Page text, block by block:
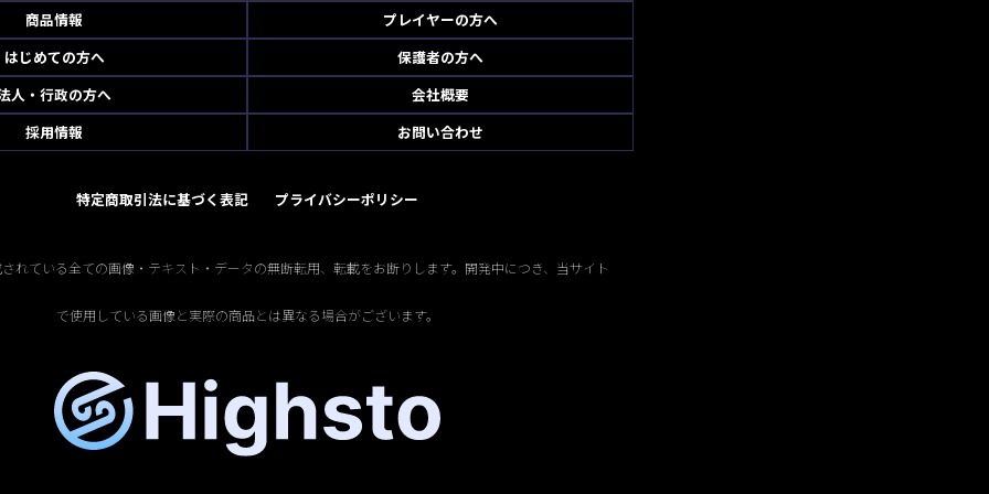
商品情報
プレイヤーの方へ
はじめての方へ
保護者の方へ
人・行政の方へ
会社概要
採用情報
お問い合わせ
特定商取引法に基づく表記 プライバシーポリシー
れている全ての画像・テキスト・データの無断転用、転載をお断りします。開発中につき、当サイト
で使用している画像と実際の商品とは異なる場合がございます。